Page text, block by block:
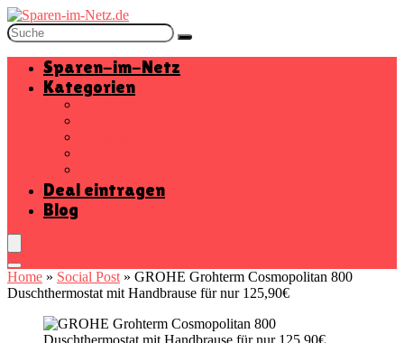
Sparen-im-Netz
Kategorien
Deal eintragen
Blog
Home » Social Post » GROHE Grohterm Cosmopolitan 800
Duschthermostat mit Handbrause für nur 125,90€